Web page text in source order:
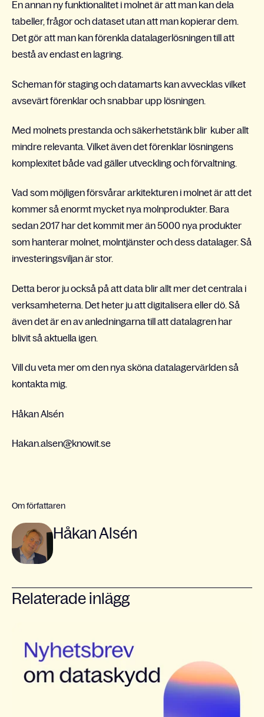
En annan ny funktionalitet i molnet är att man kan dela
tabeller, frågor och dataset utan att man kopierar dem.
Det gör att man kan förenkla datalagerlösningen till att
bestå av endast en lagring.
Scheman för staging och datamarts kan avvecklas vilket
avsevärt förenklar och snabbar upp lösningen.
Med molnets prestanda och säkerhetstänk blir kuber allt
mindre relevanta. Vilket även det förenklar lösningens
komplexitet både vad gäller utveckling och förvaltning.
Vad som möjligen försvårar arkitekturen i molnet är att det
kommer så enormt mycket nya molnprodukter. Bara
sedan 2017 har det kommit mer än 5000 nya produkter
som hanterar molnet, molntjänster och dess datalager. Så
investeringsviljan är stor.
Detta beror ju också på att data blir allt mer det centrala i
verksamheterna. Det heter ju att digitalisera eller dö. Så
även det är en av anledningarna till att datalagren har
blivit så aktuella igen.
Vill du veta mer om den nya sköna datalagervärlden så
kontakta mig.
Håkan Alsén
Hakan.alsen@knowit.se
Om författaren
Håkan Alsén
Relaterade inlägg